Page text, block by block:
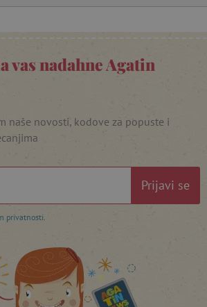
vas nadahne Agatin
naše novosti, kodove za popuste i
Prijavi se
privatnosti
www.agatinsvijet.hr
politiku privatnosti